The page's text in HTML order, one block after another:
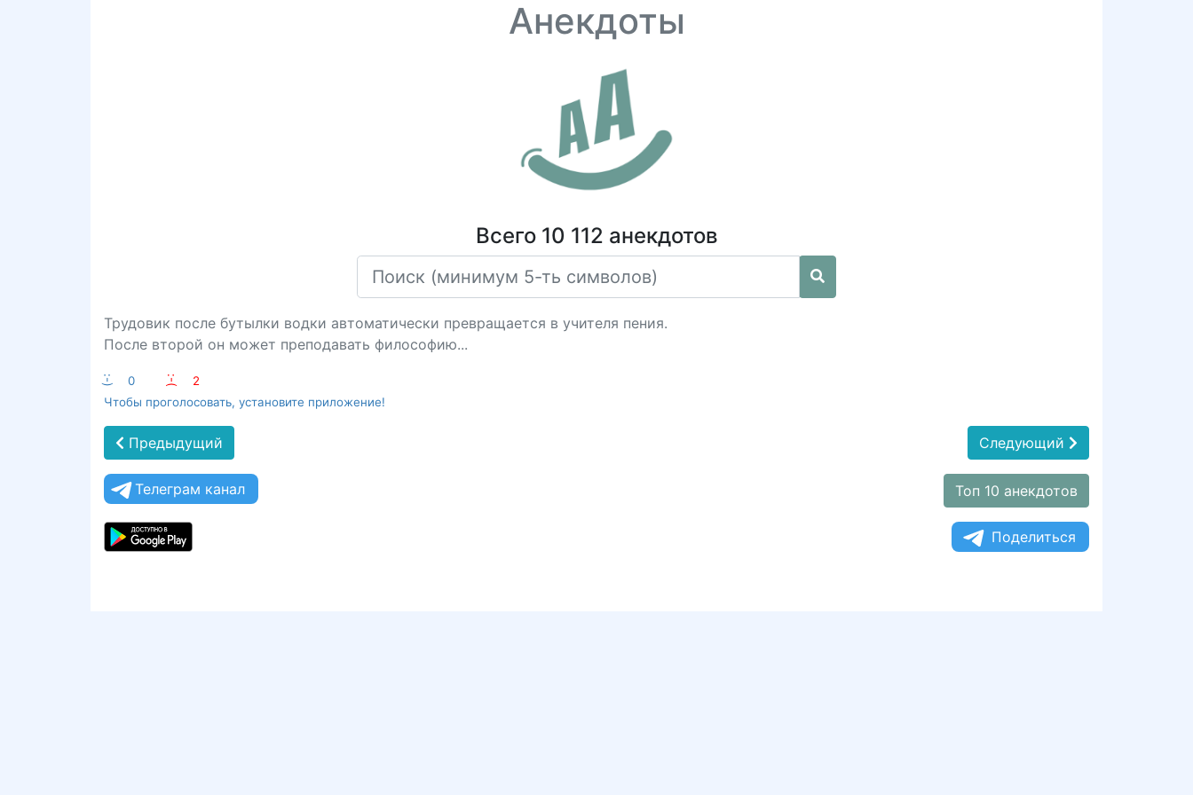
Анекдоты
Всего 10 112 анекдотов
Трудовик после бутылки водки автоматически превращается в учителя пения.
После второй он может преподавать философию...
:-) 0 :-(
2
Чтобы проголосовать, установите приложение!
Предыдущий Следующий
Телеграм канал Топ 10 анекдотов
Поделиться